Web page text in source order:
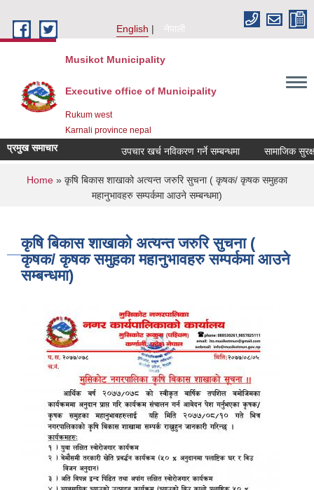
English
नेपाली
Musikot Municipality
Executive office of Municipality
Rukum west
Karnali province nepal
प्रमुख समाचार उपचार खर्च नविकरण गर्ने सम्बन्धमा
You are here
Home » कृषि बिकास शाखाको अत्यन्त जरुरि सुचना ( कृषक/ कृषक समुहका
महानुभावहरु सम्पर्कमा आउने सम्बन्धमा)
कृषि बिकास शाखाको अत्यन्त जरुरि सुचना (
कृषक/ कृषक समुहका महानुभावहरु सम्पर्कमा आउने
सम्बन्धमा)